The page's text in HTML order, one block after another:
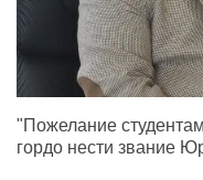
"Пожелание
гордо нести звание